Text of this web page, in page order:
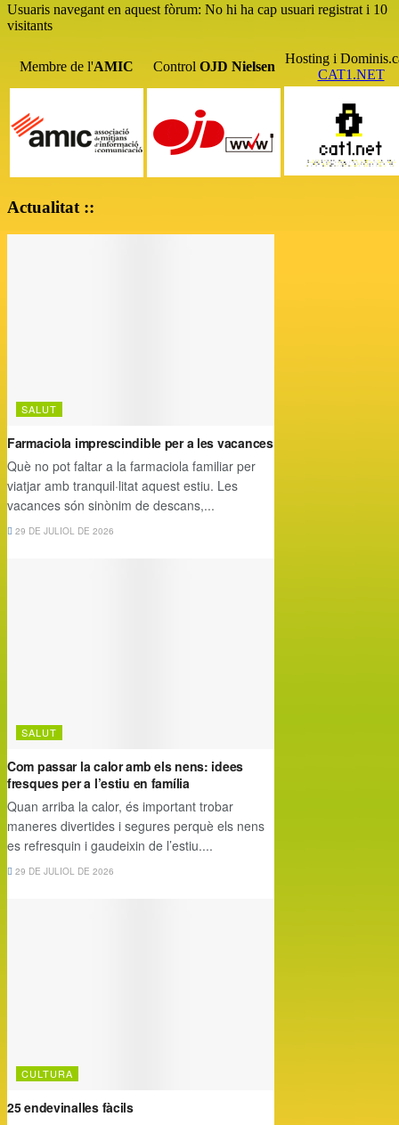
Usuaris navegant en aquest fòrum: No hi ha cap usuari registrat i 10
visitants
Membre de l'AMIC Control OJD Nielsen
Hosting i
CAT1.NET
Actualitat ::